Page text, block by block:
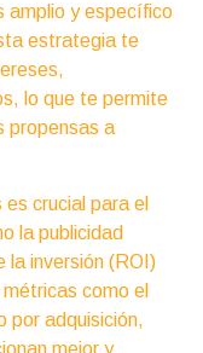
amplio y específico
estrategia te
lo que te permite
propensas a
crucial para el
la publicidad
la inversión (ROI)
como el
por adquisición,
mejor y